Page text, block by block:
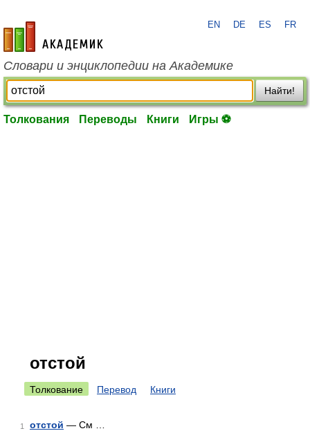
academic.ru
EN DE ES FR
Словари и энциклопедии на Академике
Найти!
Толкования Переводы Книги Игры ⚽
отстой
Толкование Перевод Книги
1 отстой — См …